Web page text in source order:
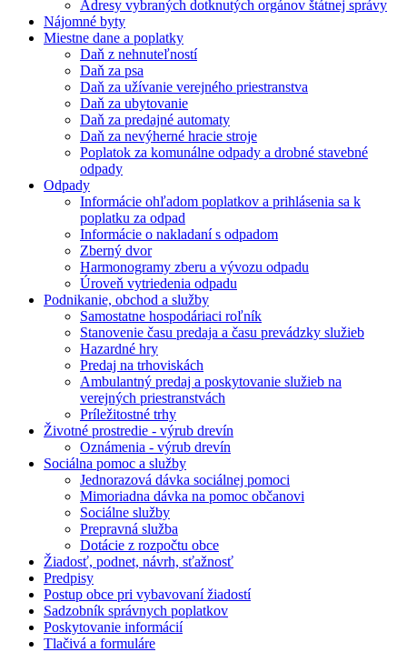
Adresy vybraných dotknutých orgánov štátnej správy
Nájomné byty
Miestne dane a poplatky
Daň z nehnuteľností
Daň za psa
Daň za užívanie verejného priestranstva
Daň za ubytovanie
Daň za predajné automaty
Daň za nevýherné hracie stroje
Poplatok za komunálne odpady a drobné stavebné
odpady
Odpady
Informácie ohľadom poplatkov a prihlásenia sa k
poplatku za odpad
Informácie o nakladaní s odpadom
Zberný dvor
Harmonogramy zberu a vývozu odpadu
Úroveň vytriedenia odpadu
Podnikanie, obchod a služby
Samostatne hospodáriaci roľník
Stanovenie času predaja a času prevádzky služieb
Hazardné hry
Predaj na trhoviskách
Ambulantný predaj a poskytovanie služieb na
verejných priestranstvách
Príležitostné trhy
Životné prostredie - výrub drevín
Oznámenia - výrub drevín
Sociálna pomoc a služby
Jednorazová dávka sociálnej pomoci
Mimoriadna dávka na pomoc občanovi
Sociálne služby
Prepravná služba
Dotácie z rozpočtu obce
Žiadosť, podnet, návrh, sťažnosť
Predpisy
Postup obce pri vybavovaní žiadostí
Sadzobník správnych poplatkov
Poskytovanie informácií
Tlačivá a formuláre